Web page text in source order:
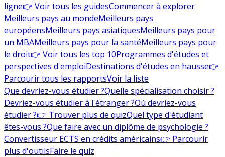
ligne👉 Voir tous les guidesCommencer à explorer
Meilleurs pays au mondeMeilleurs pays
européensMeilleurs pays asiatiquesMeilleurs pays pour
un MBAMeilleurs pays pour la santéMeilleurs pays pour
le droit👉 Voir tous les top 10Programmes d'études et
perspectives d'emploiDestinations d'études en hausse👉
Parcourir tous les rapportsVoir la liste
Que devriez-vous étudier ?Quelle spécialisation choisir ?
Devriez-vous étudier à l'étranger ?Où devriez-vous
étudier ?👉 Trouver plus de quizQuel type d'étudiant
êtes-vous ?Que faire avec un diplôme de psychologie ?
Convertisseur ECTS en crédits américains👉 Parcourir
plus d'outilsFaire le quiz